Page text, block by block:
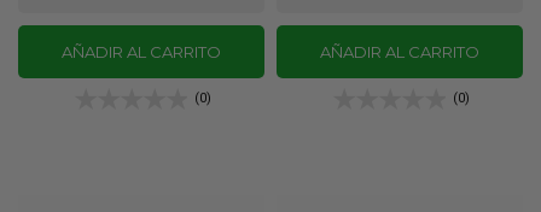
AÑADIR AL CARRITO
(0)
AÑADIR AL CARRITO
(0)